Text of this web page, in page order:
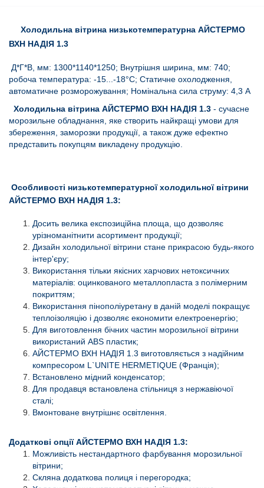
Холодильна вітрина низькотемпературна АЙСТЕРМО
ВХН НАДІЯ 1.3
Д*Г*В, мм: 1300*1140*1250; Внутрішня ширина, мм: 740;
робоча температура: -15...-18°C; Статичне охолодження,
автоматичне розморожування; Номінальна сила струму: 4,3 А
Холодильна вітрина АЙСТЕРМО ВХН НАДІЯ 1.3 - сучасне
морозильне обладнання, яке створить найкращі умови для
збереження, заморозки продукції, а також дуже ефектно
представить покупцям викладену продукцію.
Особливості низькотемпературної холодильної вітрини
АЙСТЕРМО ВХН НАДІЯ 1.3:
Досить велика експозиційна площа, що дозволяє
урізноманітнити асортимент продукції;
Дизайн холодильної вітрини стане прикрасою будь-якого
інтер'єру;
Використання тільки якісних харчових нетоксичних
матеріалів: оцинкованого металлопласта з полімерним
покриттям;
Використання пінополіуретану в даній моделі покращує
теплоізоляцію і дозволяє економити електроенергію;
Для виготовлення бічних частин морозильної вітрини
використаний АВS пластик;
АЙСТЕРМО ВХН НАДІЯ 1.3 виготовляється з надійним
компресором L`UNITE HERMETIQUE (Франція);
Встановлено мідний конденсатор;
Для продавця встановлена ​​стільниця з нержавіючої
сталі;
Вмонтоване внутрішнє освітлення.
Додаткові опції АЙСТЕРМО ВХН НАДІЯ 1.3:
Можливість нестандартного фарбування морозильної
вітрини;
Скляна додаткова полиця і перегородка;